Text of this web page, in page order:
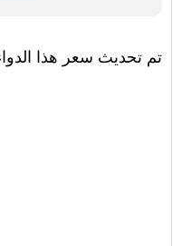
تم تحديث سعر هذا الدواء بتاريخ